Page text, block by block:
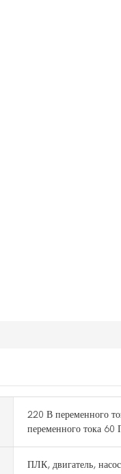
220 В переменного
переменного тока 60
ПЛК, двигатель, насос